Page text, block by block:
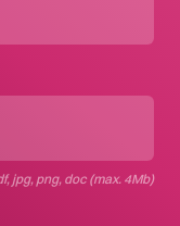
jpg, png, doc (max. 4Mb)